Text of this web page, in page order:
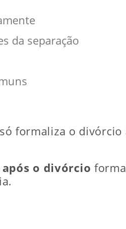
da separação
formaliza o
após o divórcio